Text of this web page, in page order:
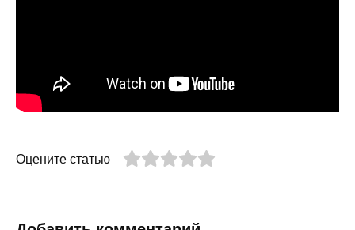
Оцените статью